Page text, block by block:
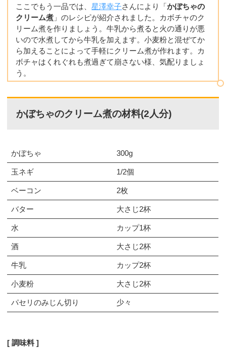
ここでもう一品では、星澤幸子さんにより「かぼちゃの
クリーム煮 」のレシピが紹介されました。カボチャのク
リーム煮を作りましょう。牛乳から煮ると火の通りが悪
いので水煮してから牛乳を加えます。小麦粉と混ぜてか
ら加えることによって手軽にクリーム煮が作れます。カ
ボチャはくれぐれも煮過ぎて崩さない様、気配りましょ
う。
かぼちゃのクリーム煮の材料(2人分)
かぼちゃ 300g
玉ネギ 1/2個
ベーコン 2枚
バター 大さじ2杯
水 カップ1杯
酒 大さじ2杯
牛乳 カップ2杯
小麦粉 大さじ2杯
パセリのみじん切り 少々
調味料